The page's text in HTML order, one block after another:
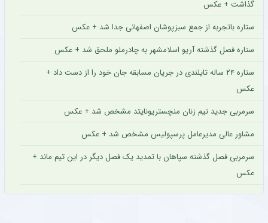
گذاشت + عکس
ستاره باتجربه از جمع سبزپوشان اصفهانی جدا شد + عکس
ستاره فصل گذشته آریو اسلامشهر به چادرملو ملحق شد + عکس
ستاره ۲۴ ساله تایلندی در جریان مسابقه جان خود را از دست داد +
عکس
سرمربی جدید تیم زنان منچستریونایتد مشخص شد + عکس
مشاور عالی مدیرعامل پرسپولیس مشخص شد + عکس
سرمربی فصل گذشته سپاهان با تمدید یک فصل دیگر در این تیم ماند +
عکس